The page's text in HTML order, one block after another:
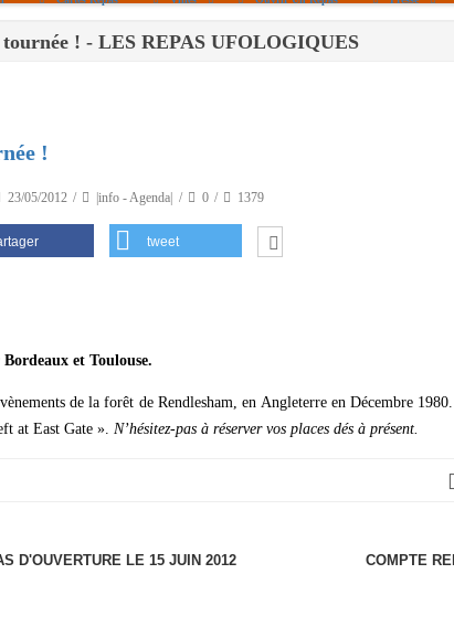
Paris
Nantes
Tours
! - LES REPAS UFOLOGIQUES
!
23/05/2012 |info - Agenda| 0 1379
tweet
et Toulouse.
de la forêt de Rendlesham, en Angleterre en Décembre
at East Gate ». N’hésitez-pas à réserver vos places dés à présent.
D'OUVERTURE LE 15 JUIN 2012 COMPTE